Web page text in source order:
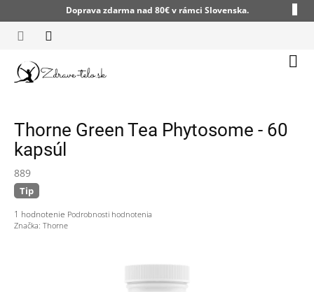
na
obsah
Doprava zdarma nad 80€ v rámci Slovenska.
Thorne Green Tea Phytosome - 60
kapsúl
889
Tip
Priemerné
hodnotenie
1 hodnotenie Podrobnosti hodnotenia
Značka: Thorne